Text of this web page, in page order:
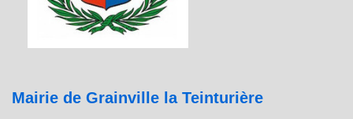
Mairie de Grainville la Teinturière